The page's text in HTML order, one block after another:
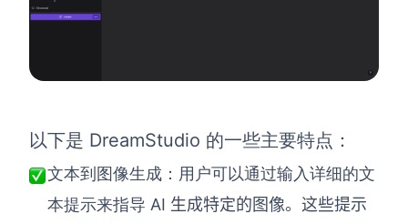
以下是 DreamStudio 的一些主要特点：
文本到图像生成：用户可以通过输入详细的文
本提示来指导 AI 生成特定的图像。这些提示